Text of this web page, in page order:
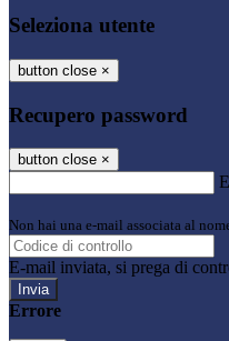
Seleziona utente
button close ×
Recupero password
button close ×
Non hai una e-mail associata al
E-mail inviata, si prega di
Errore